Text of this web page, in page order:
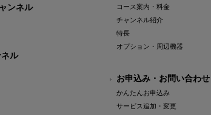
ンネル
ル
コース案内・料金
チャンネル紹介
特長
オプション・周辺機器
お申込み・お問い合わせ
かんたんお申込み
サービス追加・変更